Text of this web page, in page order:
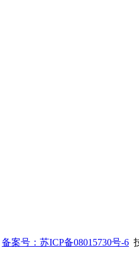
备案号：苏ICP备08015730号-6